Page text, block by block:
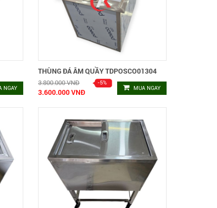
NGAY
THÙNG ĐÁ ÂM QUẦY TDPOSCO01304
3.800.000 VNĐ
3.600.000 VNĐ MUA NGAY